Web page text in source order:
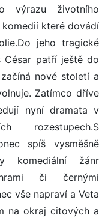
výrazu životního
které dovádí
jeho tragické
César patří ještě do
nové století a
Zatímco dříve
nyní dramata v
rozestupech.S
spíš vysměšně
komediální žánr
či černými
vše napraví a Veta
na okraj citových a